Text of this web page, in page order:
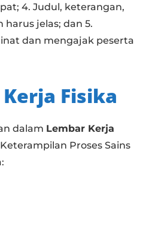
4. Judul, keterangan,
jelas; dan 5.
dan mengajak peserta
Fisika
dalam Lembar Kerja
Proses Sains